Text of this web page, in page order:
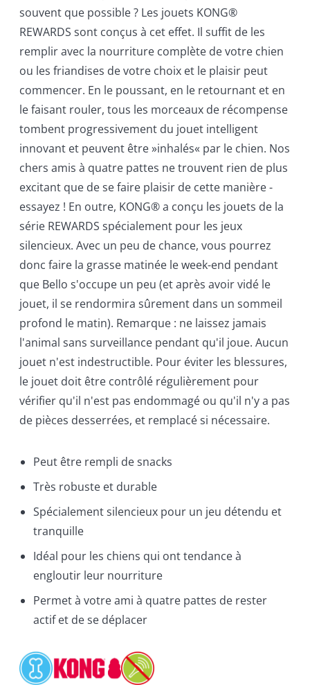
souvent que possible ? Les jouets KONG®
REWARDS sont conçus à cet effet. Il suffit de les
remplir avec la nourriture complète de votre chien
ou les friandises de votre choix et le plaisir peut
commencer. En le poussant, en le retournant et en
le faisant rouler, tous les morceaux de récompense
tombent progressivement du jouet intelligent
innovant et peuvent être »inhalés« par le chien. Nos
chers amis à quatre pattes ne trouvent rien de plus
excitant que de se faire plaisir de cette manière -
essayez ! En outre, KONG® a conçu les jouets de la
série REWARDS spécialement pour les jeux
silencieux. Avec un peu de chance, vous pourrez
donc faire la grasse matinée le week-end pendant
que Bello s'occupe un peu (et après avoir vidé le
jouet, il se rendormira sûrement dans un sommeil
profond le matin). Remarque : ne laissez jamais
l'animal sans surveillance pendant qu'il joue. Aucun
jouet n'est indestructible. Pour éviter les blessures,
le jouet doit être contrôlé régulièrement pour
vérifier qu'il n'est pas endommagé ou qu'il n'y a pas
de pièces desserrées, et remplacé si nécessaire.
Peut être rempli de snacks
Très robuste et durable
Spécialement silencieux pour un jeu détendu et
tranquille
Idéal pour les chiens qui ont tendance à
engloutir leur nourriture
Permet à votre ami à quatre pattes de rester
actif et de se déplacer